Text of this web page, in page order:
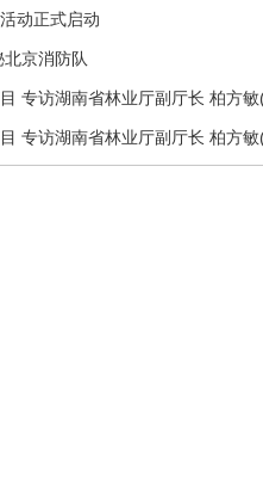
动正式启动
京消防队
专访湖南省林业厅副厅长 柏方
专访湖南省林业厅副厅长 柏方